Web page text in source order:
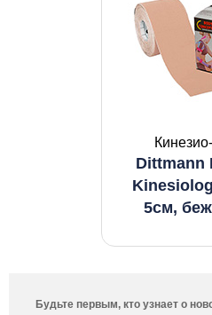
Dittmann
5см,
Будьте первым, кто узнает о